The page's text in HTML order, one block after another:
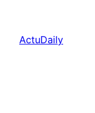
contenu
ActuDaily